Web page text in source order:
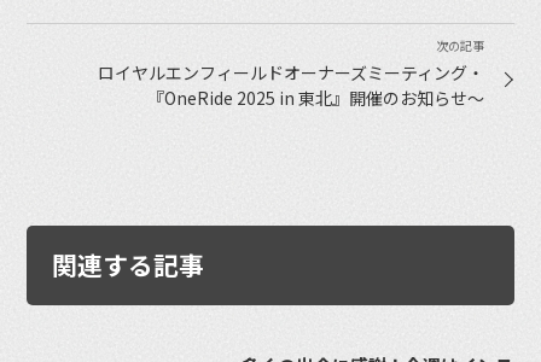
ロイヤルエンフィールドオーナーズミーティング・
『OneRide 2025 in 東北』開催のお知らせ〜
関連する記事